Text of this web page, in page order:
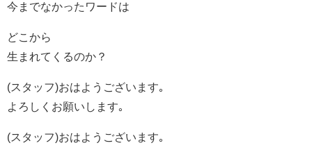
今までなかったワードは
どこから
生まれてくるのか？
(スタッフ)おはようございます｡
よろしくお願いします｡
(スタッフ)おはようございます｡